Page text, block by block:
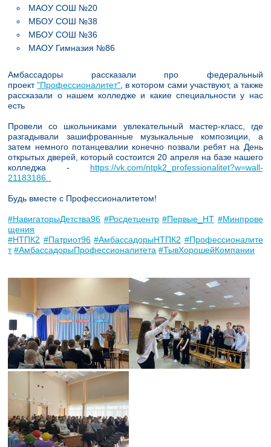
МАОУ СОШ №20
МБОУ СОШ №38
МБОУ СОШ №36
МАОУ Гимназия №86
Амбассадоры рассказали про федеральный
проект"Профессионалитет" , в котором сами участвуют, а также
рассказали о нашем колледже и какие специальности у нас
есть
Провели со школьниками увлекательный мастер-класс, где
разгадывали зашифрованные музыкальные композиции, а
затем немного потанцевалии конечно позвали ребят на День
открытых дверей, который состоится 20 апреля на базе нашего
колледжа - https://vk.com/ntpk2_professionalitet?w=wall-
21183186..
Будь вместе с Профессионалитетом!
#НавигаторыДетства96 #Росдетцентр #Первые_НТ #Минпрове
щения
#НТПК2 #Патриот96 #АмбассадорыНТПК2 #Профессионалите
т #АмбассадорыПрофессионалитета #ТывХорошейКомпании